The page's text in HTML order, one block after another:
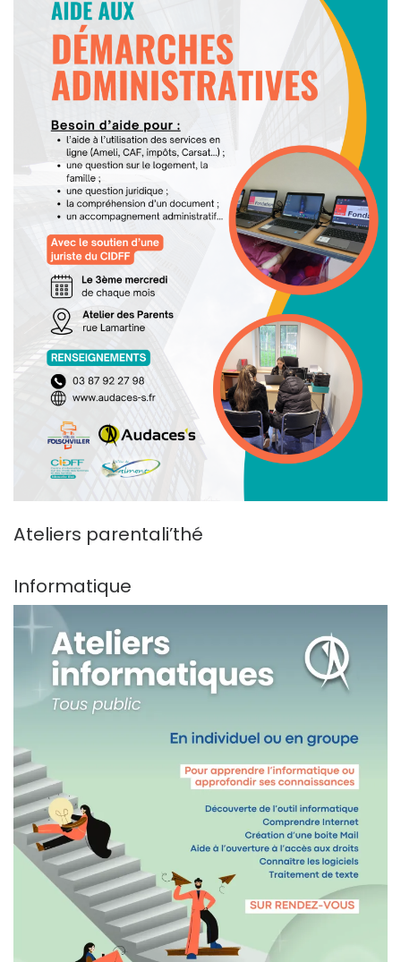
Ateliers parentali’thé
Informatique